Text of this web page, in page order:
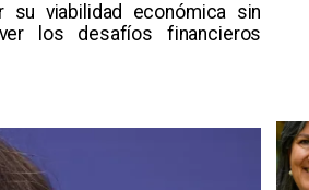
su viabilidad económica sin
los desafíos financieros